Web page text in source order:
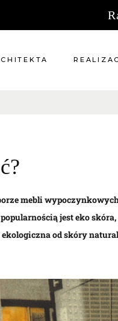
mebli
jest eko
od skóry